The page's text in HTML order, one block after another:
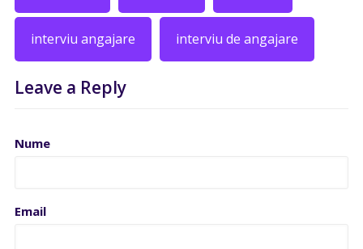
interviu angajare interviu de angajare
Leave a Reply
Nume
Email